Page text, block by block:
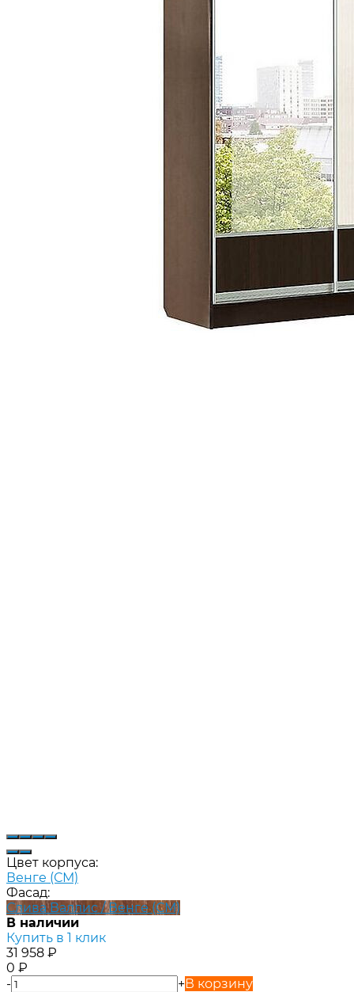
Цвет корпуса:
Венге (СМ)
Фасад:
Слива Валлис / Венге (СМ)
В наличии
Купить в 1 клик
31 958 ₽
0 ₽
-
+В корзину